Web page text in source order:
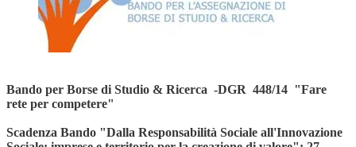
Bando per Borse di Studio & Ricerca -DGR 448/14 "Fare
rete per competere"
Scadenza Bando "Dalla Responsabilità Sociale all'Innovazione